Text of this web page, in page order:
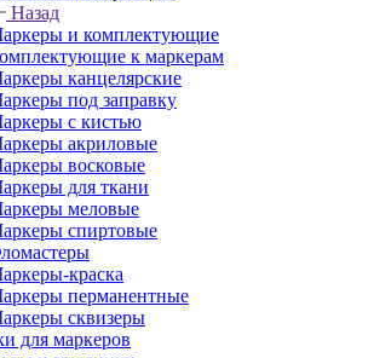
Назад
и комплектующие
к маркерам
канцелярские
под заправку
с кистью
акриловые
восковые
для ткани
меловые
спиртовые
краска
перманентные
сквизеры
для маркеров